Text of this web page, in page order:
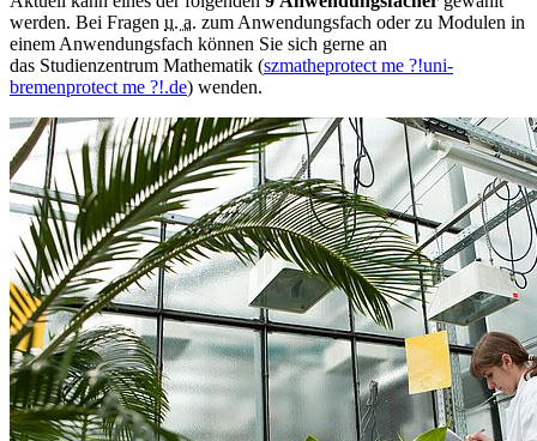
werden. Bei Fragen u. a. zum Anwendungsfach oder zu Modulen in
einem Anwendungsfach können Sie sich gerne an
das Studienzentrum Mathematik (szmatheprotect me ?!uni-
bremenprotect me ?!.de) wenden.